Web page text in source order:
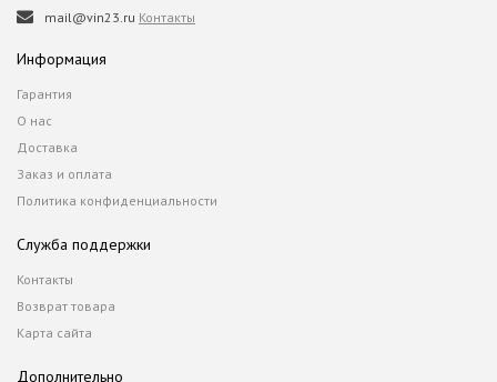
mail@vin23.ru Контакты
Информация
Гарантия
О нас
Доставка
Заказ и оплата
Политика конфиденциальности
Служба поддержки
Контакты
Возврат товара
Карта сайта
Дополнительно